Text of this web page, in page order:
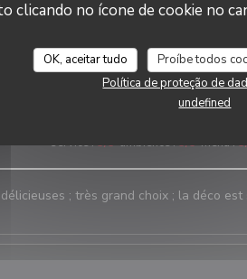
clicando no ícone de cookie no
OK, aceitar tudo Proíbe todos
Política de proteção de
undefined
service: 5/5 ambience:5/5 menu:5
de Galettes et service rapide. On
service:5/5 ambience:5/5 menu:5
; très grand choix ; la déco est